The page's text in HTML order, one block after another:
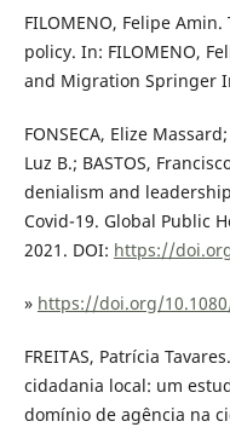
FILOMENO, Felipe
policy. In: FILOMENO,
and Migration Springer
FONSECA, Elize
Luz B.; BASTOS,
denialism and
Covid-19. Global Public
2021. DOI: https://
» https://doi.org/
FREITAS, Patrícia
cidadania local: um
domínio de agência na